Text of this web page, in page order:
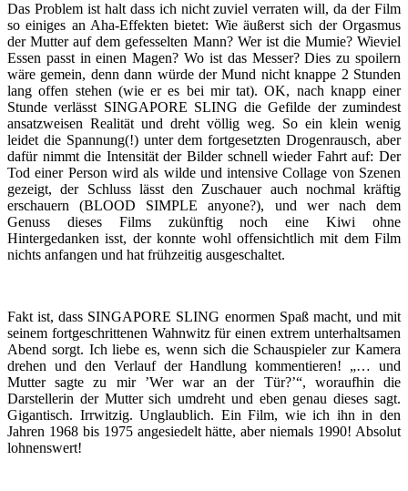
Das Problem ist halt dass ich nicht zuviel verraten will, da der Film
so einiges an Aha-Effekten bietet: Wie äußerst sich der Orgasmus
der Mutter auf dem gefesselten Mann? Wer ist die Mumie? Wieviel
Essen passt in einen Magen? Wo ist das Messer? Dies zu spoilern
wäre gemein, denn dann würde der Mund nicht knappe 2 Stunden
lang offen stehen (wie er es bei mir tat). OK, nach knapp einer
Stunde verlässt SINGAPORE SLING die Gefilde der zumindest
ansatzweisen Realität und dreht völlig weg. So ein klein wenig
leidet die Spannung(!) unter dem fortgesetzten Drogenrausch, aber
dafür nimmt die Intensität der Bilder schnell wieder Fahrt auf: Der
Tod einer Person wird als wilde und intensive Collage von Szenen
gezeigt, der Schluss lässt den Zuschauer auch nochmal kräftig
erschauern (BLOOD SIMPLE anyone?), und wer nach dem
Genuss dieses Films zukünftig noch eine Kiwi ohne
Hintergedanken isst, der konnte wohl offensichtlich mit dem Film
nichts anfangen und hat frühzeitig ausgeschaltet.
Fakt ist, dass SINGAPORE SLING enormen Spaß macht, und mit
seinem fortgeschrittenen Wahnwitz für einen extrem unterhaltsamen
Abend sorgt. Ich liebe es, wenn sich die Schauspieler zur Kamera
drehen und den Verlauf der Handlung kommentieren! „… und
Mutter sagte zu mir ’Wer war an der Tür?’“, woraufhin die
Darstellerin der Mutter sich umdreht und eben genau dieses sagt.
Gigantisch. Irrwitzig. Unglaublich. Ein Film, wie ich ihn in den
Jahren 1968 bis 1975 angesiedelt hätte, aber niemals 1990! Absolut
lohnenswert!